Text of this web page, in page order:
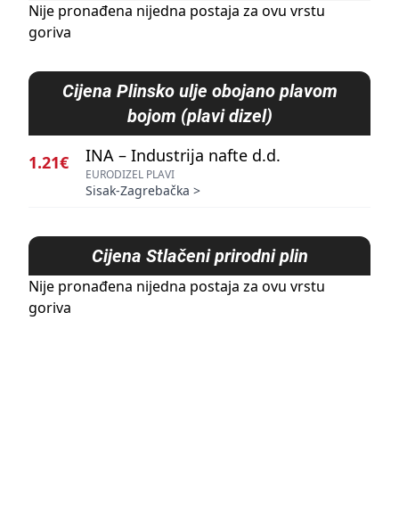
Nije pronađena nijedna postaja za ovu vrstu
goriva
Cijena Plinsko ulje obojano plavom
bojom (plavi dizel)
1.21€ INA – Industrija nafte d.d.
EURODIZEL PLAVI
Sisak-Zagrebačka >
Cijena Stlačeni prirodni plin
Nije pronađena nijedna postaja za ovu vrstu
goriva